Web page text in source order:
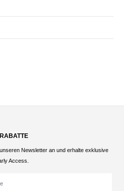
Newsletter an und erhalte exklusive
Access.